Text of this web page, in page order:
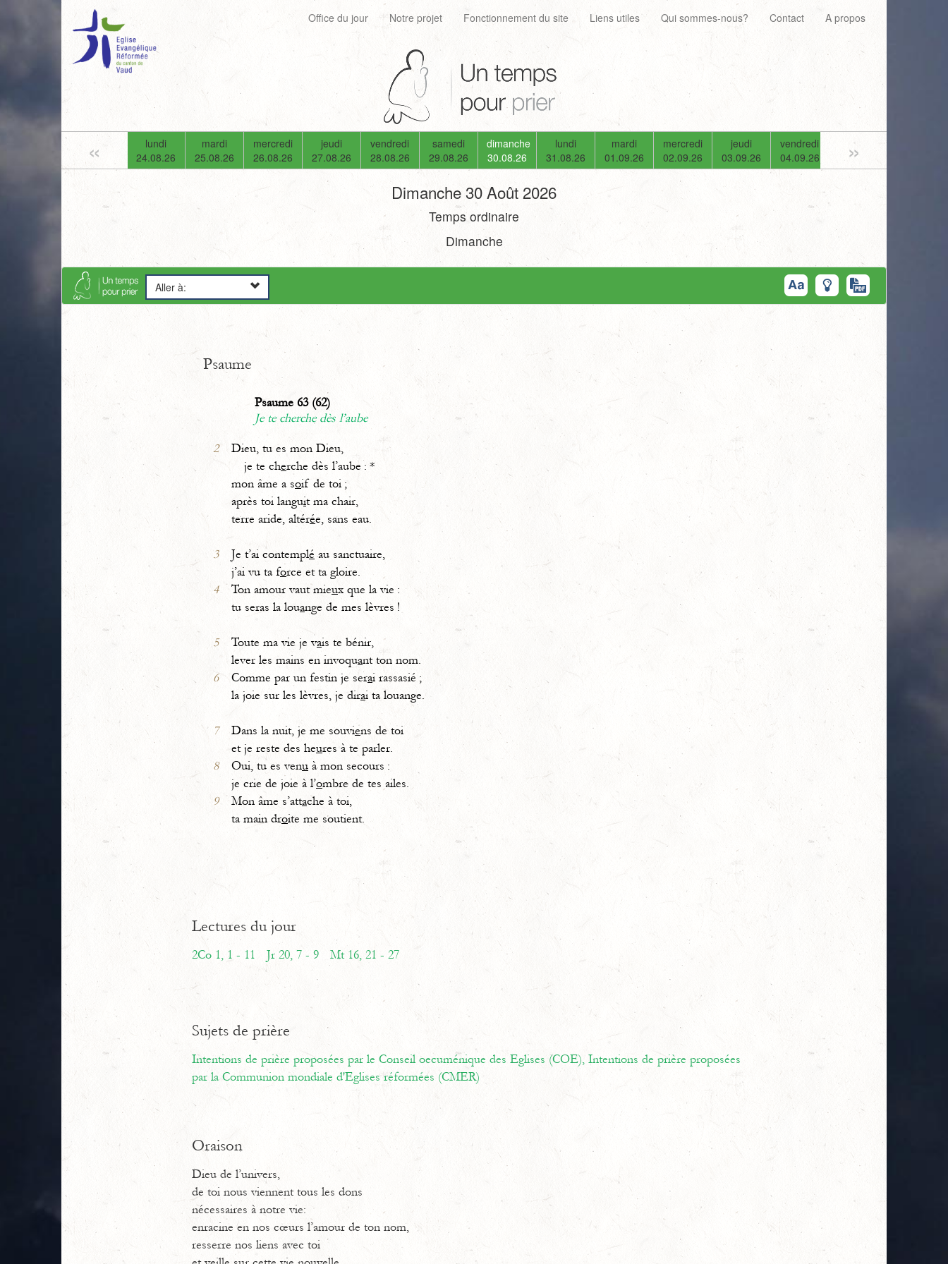
Office du jour Notre projet Fonctionnement du site Liens utiles Qui sommes-nous? Contact A propos
«
dimanche
23.08.26
lundi
24.08.26
mardi
25.08.26
mercredi
26.08.26
jeudi
27.08.26
vendredi
28.08.26
samedi
29.08.26
dimanche
30.08.26
lundi
31.08.26
mardi
01.09.26
mercredi
02.09.26
jeudi
03.09.26
vendredi
04.09.26
05.09.26
»
Dimanche 30 Août 2026
Temps ordinaire
Dimanche
Aller à:
Psaume
Psaume 63 (62)
Je te cherche dès l’aube
2
Dieu, tu es mon Dieu,
je te cherche dès l’aube : *
mon âme a soif de toi ;
après toi languit ma chair,
terre aride, altérée, sans eau.
3 Je t’ai contemplé au sanctuaire,
j’ai vu ta force et ta gloire.
4
Ton amour vaut mieux que la vie :
tu seras la louange de mes lèvres !
5 Toute ma vie je vais te bénir,
lever les mains en invoquant ton nom.
6
Comme par un festin je serai rassasié ;
la joie sur les lèvres, je dirai ta louange.
7 Dans la nuit, je me souviens de toi
et je reste des heures à te parler.
8
Oui, tu es venu à mon secours :
je crie de joie à l’ombre de tes ailes.
9
Mon âme s’attache à toi,
ta main droite me soutient.
Lectures du jour
2Co 1, 1 - 11 Jr 20, 7 - 9 Mt 16, 21 - 27
Sujets de prière
Intentions de prière proposées par le Conseil oecuménique des Eglises (COE), Intentions de prière proposées
par la Communion mondiale d'Eglises réformées (CMER)
Oraison
Dieu de l’univers,
de toi nous viennent tous les dons
nécessaires à notre vie:
enracine en nos cœurs l’amour de ton nom,
resserre nos liens avec toi